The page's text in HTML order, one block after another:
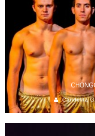
Candelita